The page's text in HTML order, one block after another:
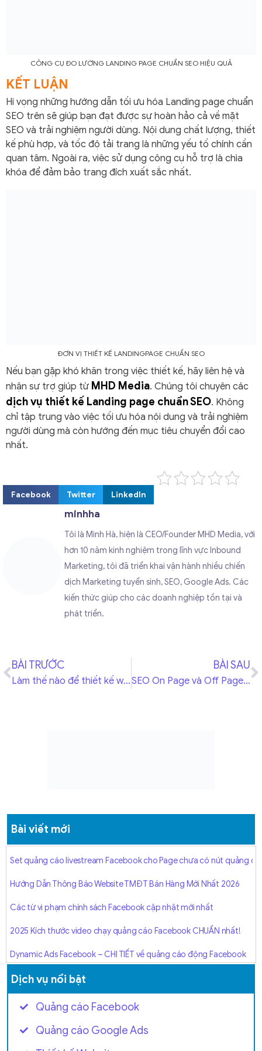
CÔNG CỤ ĐO LƯỜNG LANDING PAGE CHUẨN SEO HIỆU QUẢ
KẾT LUẬN
Hi vọng những hướng dẫn tối ưu hóa Landing page chuẩn
SEO trên sẽ giúp bạn đạt được sự hoàn hảo cả về mặt
SEO và trải nghiệm người dùng. Nội dung chất lượng, thiết
kế phù hợp, và tốc độ tải trang là những yếu tố chính cần
quan tâm. Ngoài ra, việc sử dụng công cụ hỗ trợ là chìa
khóa để đảm bảo trang đích xuất sắc nhất.
ĐƠN VỊ THIẾT KẾ LANDINGPAGE CHUẨN SEO
Nếu bạn gặp khó khăn trong việc thiết kế, hãy liên hệ và
nhận sự trợ giúp từ MHD Media. Chúng tôi chuyên các
dịch vụ thiết kế Landing page chuẩn SEO. Không
chỉ tập trung vào việc tối ưu hóa nội dung và trải nghiệm
người dùng mà còn hướng đến mục tiêu chuyển đổi cao
nhất.
Facebook Twitter LinkedIn
minhha
Tôi là Minh Hà, hiện là CEO/Founder MHD Media, với
hơn 10 năm kinh nghiệm trong lĩnh vực Inbound
Marketing, tôi đã triển khai vận hành nhiều chiến
dịch Marketing tuyển sinh, SEO, Google Ads. Các
kiến thức giúp cho các doanh nghiệp tồn tại và
phát triển.
BÀI TRƯỚC
Làm thế nào để thiết kế web chuẩn SEO tiết kiệm thời gian – chi phí?
BÀI SAU
SEO On Page và Off Page là gì? Cách kết hợp giúp website tăng sức mạnh
Bài viết mới
Set quảng cáo livestream Facebook cho Page chưa có nút quảng
Hướng Dẫn Thông Báo Website TMĐT Bán Hàng Mới Nhất 2026
Các từ vi phạm chính sách Facebook cập nhật mới nhất
2025 Kích thước video chạy quảng cáo Facebook CHUẨN nhất!
Dynamic Ads Facebook – CHI TIẾT về quảng cáo động Facebook
[Hướng dẫn 2025] Quảng cáo Facebook Collection tăng 3X đơn
[Hướng dẫn 2025] API chuyển đổi Facebook Ads từ A–Z
[2025] Mẫu kế hoạch chạy quảng cáo Facebook Hiệu quả cao
Hướng Dẫn Đánh Giá Chất Lượng Tài Khoản Facebook Chi Tiết Nhất
Dịch vụ nổi bật
Quảng cáo Facebook
Quảng cáo Google Ads